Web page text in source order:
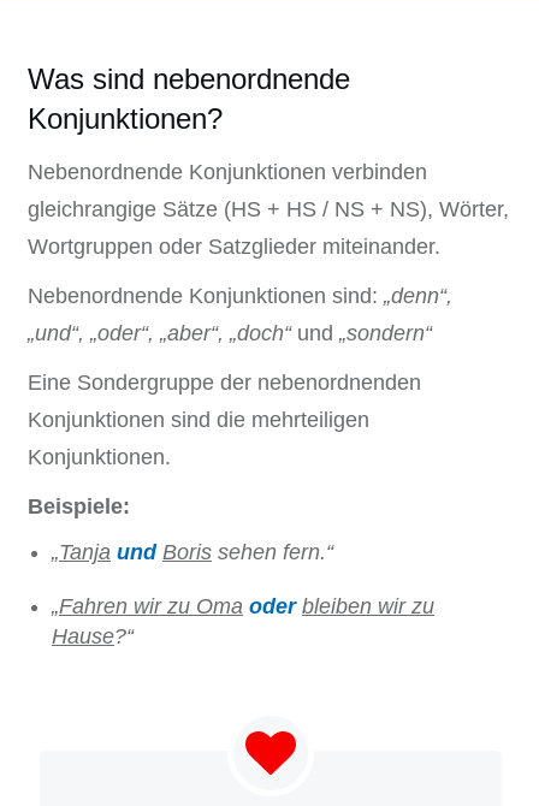
Was sind nebenordnende
Konjunktionen?
Nebenordnende Konjunktionen verbinden
gleichrangige Sätze (HS + HS / NS + NS), Wörter,
Wortgruppen oder Satzglieder miteinander.
Nebenordnende Konjunktionen sind: „denn“,
„und“, „oder“, „aber“, „doch“und „sondern“
Eine Sondergruppe der nebenordnenden
Konjunktionen sind die mehrteiligen
Konjunktionen.
Beispiele:
„Tanja und Boris sehen fern.“
„Fahren wir zu Oma oder bleiben wir zu
Hause?“